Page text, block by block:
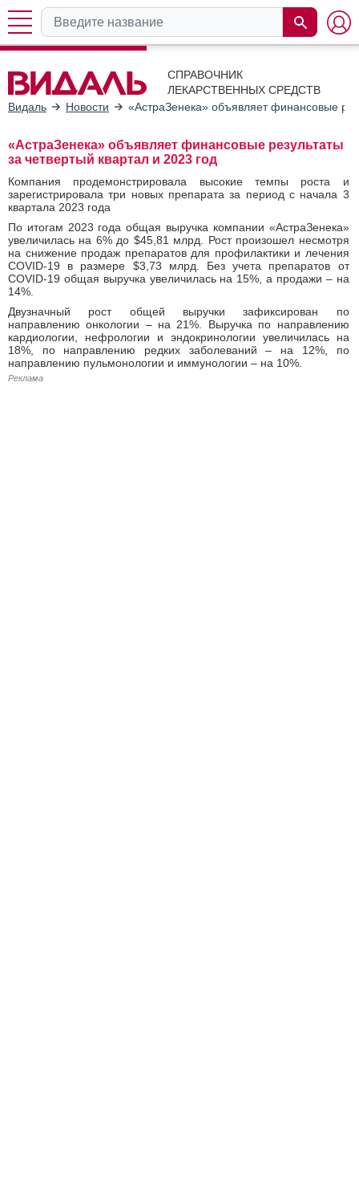
СПРАВОЧНИК
ЛЕКАРСТВЕННЫХ СРЕДСТВ
Видаль
Новости «АстраЗенека» объявляет финансовые
«АстраЗенека» объявляет финансовые результаты
за четвертый квартал и 2023 год
Компания продемонстрировала высокие темпы роста и
зарегистрировала три новых препарата за период с начала 3
квартала 2023 года
По итогам 2023 года общая выручка компании «АстраЗенека»
увеличилась на 6% до $45,81 млрд. Рост произошел несмотря
на снижение продаж препаратов для профилактики и лечения
COVID-19 в размере $3,73 млрд. Без учета препаратов от
COVID-19 общая выручка увеличилась на 15%, а продажи ‒ на
14%.
Двузначный рост общей выручки зафиксирован по
направлению онкологии ‒ на 21%. Выручка по направлению
кардиологии, нефрологии и эндокринологии увеличилась на
18%, по направлению редких заболеваний ‒ на 12%, по
направлению пульмонологии и иммунологии ‒ на 10%.
Реклама